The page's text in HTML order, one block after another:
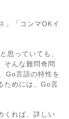
」「コンマOKイ
思っていても、
そんな難問奇問
Go言語の特性を
ためには、Go言
くれば、詳しい